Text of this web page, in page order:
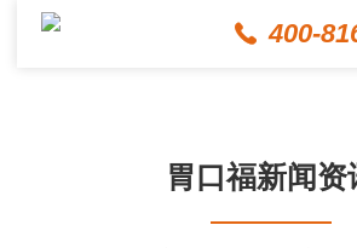
400-
胃口福新闻资